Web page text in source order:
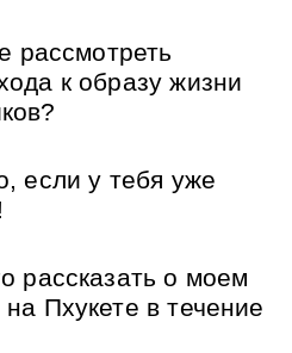
рассмотреть
к образу жизни
если у тебя уже
рассказать о моем
Пхукете в течение